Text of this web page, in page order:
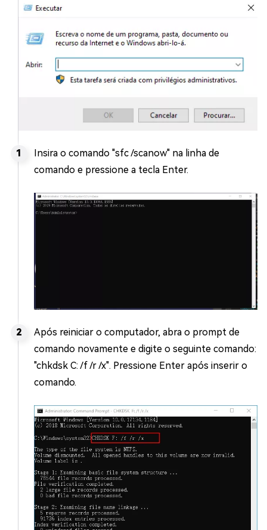
Insira o comando "sfc /scanow" na linha de
comando e pressione a tecla Enter.
Após reiniciar o computador, abra o prompt de
comando novamente e digite o seguinte comando:
"chkdsk C: /f /r /x". Pressione Enter após inserir o
comando.